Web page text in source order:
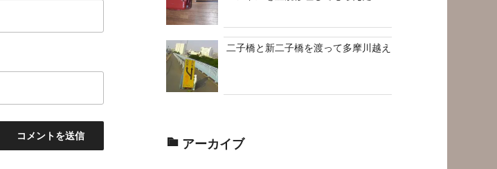
二子橋と新二子橋を渡って多摩川越え
アーカイブ